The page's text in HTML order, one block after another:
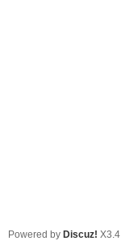
Powered by Discuz! X3.4